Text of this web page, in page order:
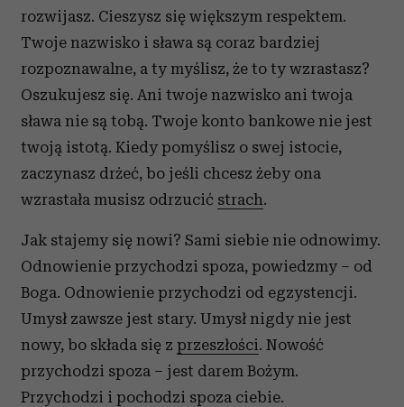
rozwijasz. Cieszysz się większym respektem.
Twoje nazwisko i sława są coraz bardziej
rozpoznawalne, a ty myślisz, że to ty wzrastasz?
Oszukujesz się. Ani twoje nazwisko ani twoja
sława nie są tobą. Twoje konto bankowe nie jest
twoją istotą. Kiedy pomyślisz o swej istocie,
zaczynasz drżeć, bo jeśli chcesz żeby ona
wzrastała musisz odrzucić strach.
Jak stajemy się nowi? Sami siebie nie odnowimy.
Odnowienie przychodzi spoza, powiedzmy – od
Boga. Odnowienie przychodzi od egzystencji.
Umysł zawsze jest stary. Umysł nigdy nie jest
nowy, bo składa się z przeszłości. Nowość
przychodzi spoza – jest darem Bożym.
Przychodzi i pochodzi spoza ciebie.